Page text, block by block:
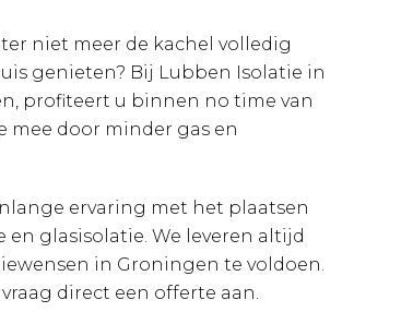
niet meer de kachel volledig
genieten? Bij Lubben Isolatie in
profiteert u binnen no time van
mee door minder gas en
ervaring met het plaatsen
glasisolatie. We leveren altijd
in Groningen te voldoen.
direct een offerte aan.